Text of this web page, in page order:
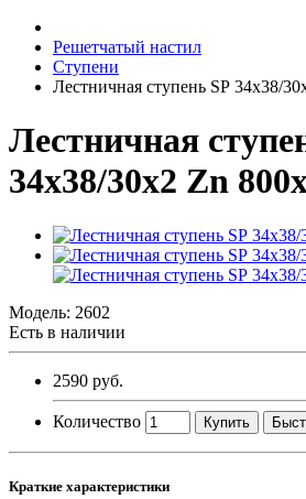
Решетчатый настил
Ступени
Лестничная ступень SР 34х38/
Лестничная
34х38/30х2 Zn
Модель: 2602
Есть в наличии
2590 руб.
Количество Купить
Краткие характеристики